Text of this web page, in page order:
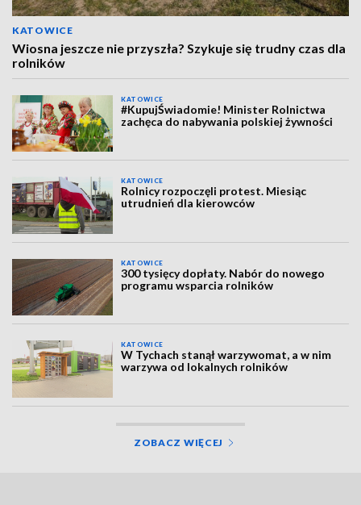
KATOWICE
Wiosna jeszcze nie przyszła? Szykuje się trudny czas dla
rolników
KATOWICE
#KupujŚwiadomie! Minister Rolnictwa
zachęca do nabywania polskiej żywności
KATOWICE
Rolnicy rozpoczęli protest. Miesiąc
utrudnień dla kierowców
KATOWICE
300 tysięcy dopłaty. Nabór do nowego
programu wsparcia rolników
KATOWICE
W Tychach stanął warzywomat, a w nim
warzywa od lokalnych rolników
ZOBACZ WIĘCEJ